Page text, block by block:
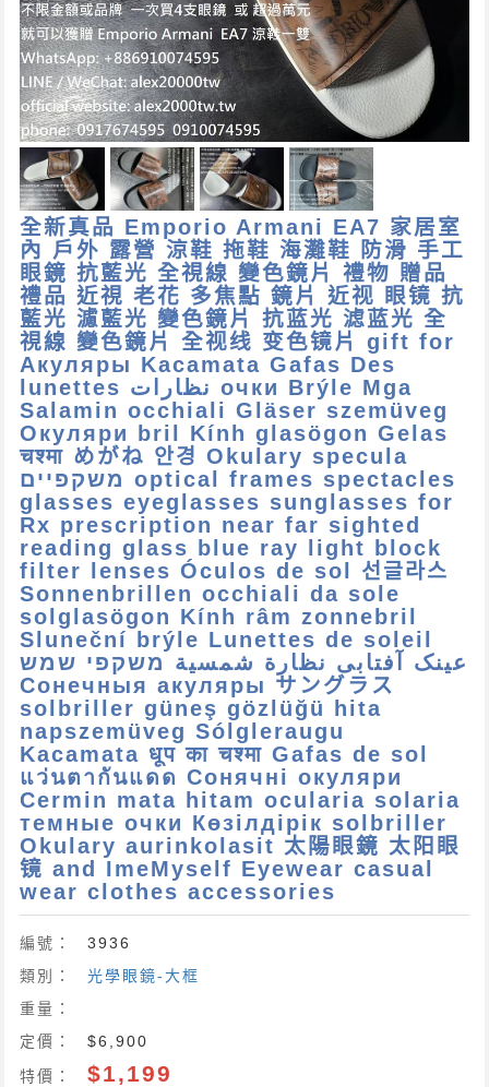
全新真品 Emporio Armani EA7 家居室
內 戶外 露營 涼鞋 拖鞋 海灘鞋 防滑 手工
眼鏡 抗藍光 全視線 變色鏡片 禮物 贈品
禮品 近視 老花 多焦點 鏡片 近视 眼镜 抗
藍光 濾藍光 變色鏡片 抗蓝光 滤蓝光 全
視線 變色鏡片 全视线 变色镜片 gift for
Акуляры Kacamata Gafas Des
lunettes نظارات очки Brýle Mga
Salamin occhiali Gläser szemüveg
Окуляри bril Kính glasögon Gelas
चश्मा めがね 안경 Okulary specula
משקפיים optical frames spectacles
glasses eyeglasses sunglasses for
Rx prescription near far sighted
reading glass blue ray light block
filter lenses Óculos de sol 선글라스
Sonnenbrillen occhiali da sole
solglasögon Kính râm zonnebril
Sluneční brýle Lunettes de soleil
عینک آفتابی نظارة شمسية משקפי שמש
Сонечныя акуляры サングラス
solbriller güneş gözlüğü hita
napszemüveg Sólgleraugu
Kacamata धूप का चश्मा Gafas de sol
แว่นตากันแดด Сонячні окуляри
Cermin mata hitam ocularia solaria
темные очки Көзілдірік solbriller
Okulary aurinkolasit 太陽眼鏡 太阳眼
镜 and ImeMyself Eyewear casual
wear clothes accessories
編號：
3936
類別：
光學眼鏡-大框
重量：
定價：
$6,900
特價：
$1,199